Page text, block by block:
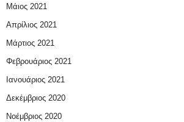
Μάιος 2021
Απρίλιος 2021
Μάρτιος 2021
Φεβρουάριος 2021
Ιανουάριος 2021
Δεκέμβριος 2020
Νοέμβριος 2020